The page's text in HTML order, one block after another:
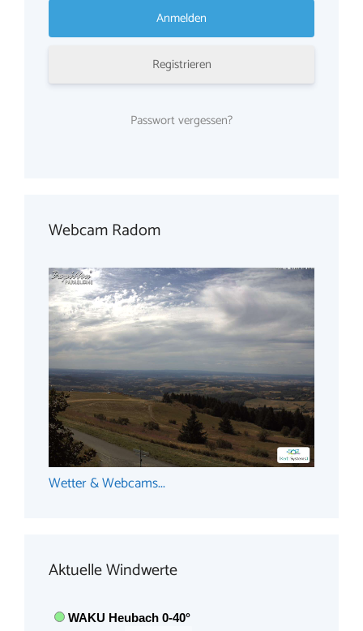
Registrieren
Passwort vergessen?
Webcam Radom
Wetter & Webcams...
Aktuelle Windwerte